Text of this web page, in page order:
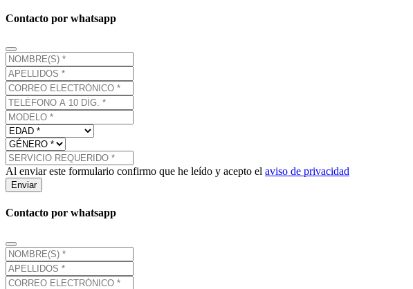
Contacto por whatsapp
Al enviar este formulario confirmo que he leído y acepto el aviso de privacidad
Enviar
Contacto por whatsapp